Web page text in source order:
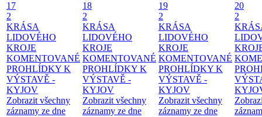
17
2
KRÁSA
LIDOVÉHO
KROJE
KOMENTOVANÉ
PROHLÍDKY K
VÝSTAVĚ -
KYJOV
Zobrazit všechny
záznamy ze dne
18
2
KRÁSA
LIDOVÉHO
KROJE
KOMENTOVANÉ
PROHLÍDKY K
VÝSTAVĚ -
KYJOV
Zobrazit všechny
záznamy ze dne
19
2
KRÁSA
LIDOVÉHO
KROJE
KOMENTOVANÉ
PROHLÍDKY K
VÝSTAVĚ -
KYJOV
Zobrazit všechny
záznamy ze dne
20
2